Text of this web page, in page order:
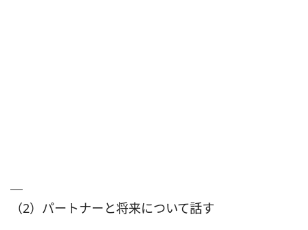
（2）パートナーと将来について話す